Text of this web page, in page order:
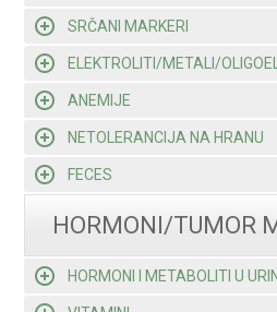
SRČANI MARKERI
ELEKTROLITI/METALI/
ANEMIJE
NETOLERANCIJA NA HRANU
FECES
HORMONI/TUMOR
HORMONI I METABOLITI U